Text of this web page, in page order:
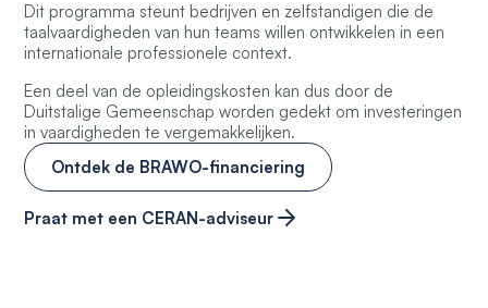
Dit programma steunt bedrijven en zelfstandigen die de
taalvaardigheden van hun teams willen ontwikkelen in een
internationale professionele context.
Een deel van de opleidingskosten kan dus door de
Duitstalige Gemeenschap worden gedekt om investeringen
in vaardigheden te vergemakkelijken.
Ontdek de BRAWO-financiering
Praat met een CERAN-adviseur